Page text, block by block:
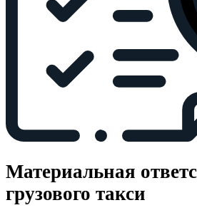
Материальная
грузового такси